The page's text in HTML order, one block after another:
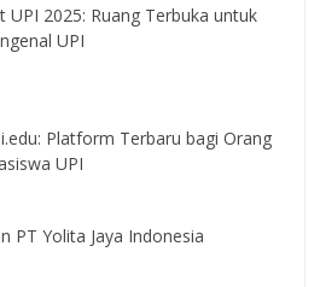
UPI 2025: Ruang Terbuka untuk
UPI
Platform Terbaru bagi Orang
UPI
PT Yolita Jaya Indonesia